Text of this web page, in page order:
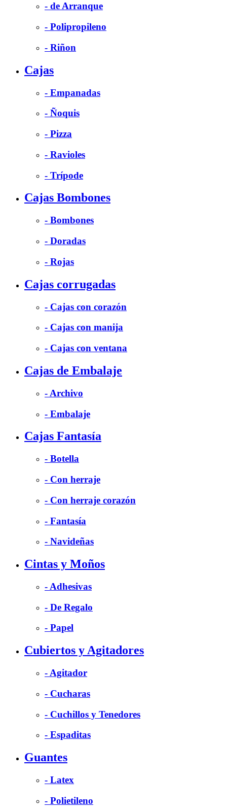
- de Arranque
- Polipropileno
- Riñon
Cajas
- Empanadas
- Ñoquis
- Pizza
- Ravioles
- Trípode
Cajas Bombones
- Bombones
- Doradas
- Rojas
Cajas corrugadas
- Cajas con corazón
- Cajas con manija
- Cajas con ventana
Cajas de Embalaje
- Archivo
- Embalaje
Cajas Fantasía
- Botella
- Con herraje
- Con herraje corazón
- Fantasía
- Navideñas
Cintas y Moños
- Adhesivas
- De Regalo
- Papel
Cubiertos y Agitadores
- Agitador
- Cucharas
- Cuchillos y Tenedores
- Espaditas
Guantes
- Latex
- Polietileno